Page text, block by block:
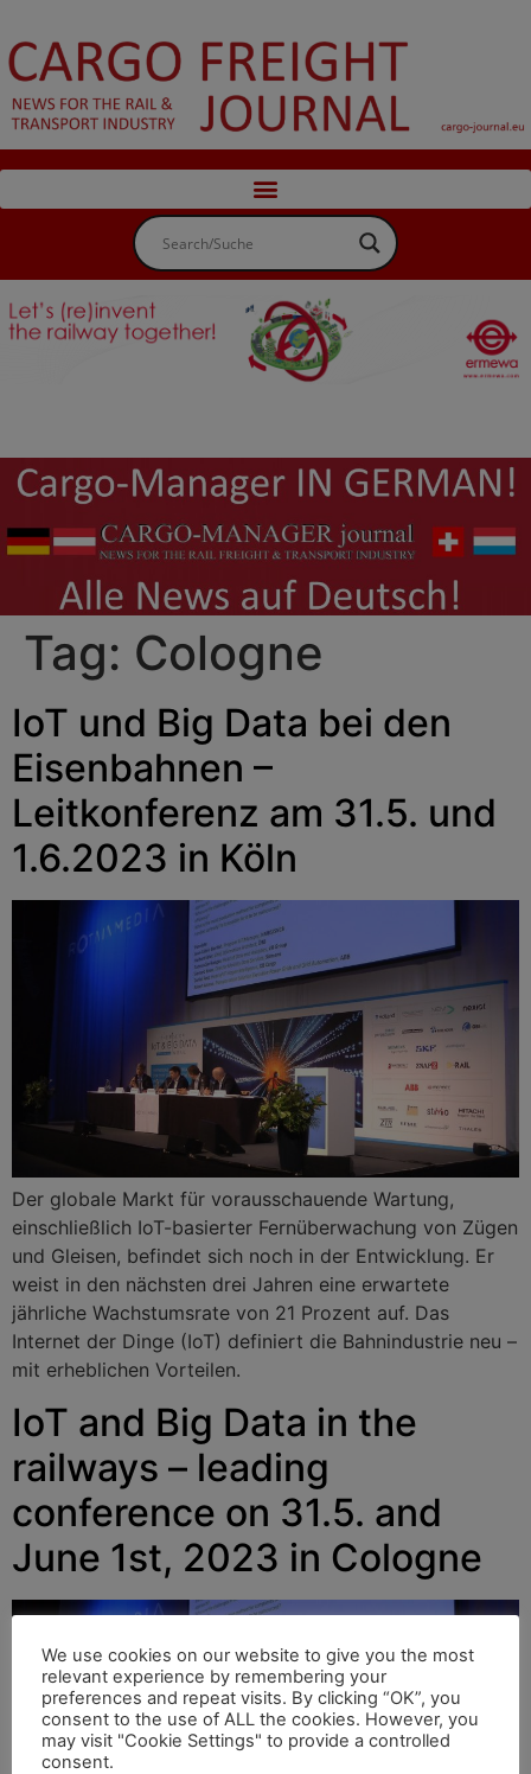
Tag: Cologne
IoT und Big Data bei den
Eisenbahnen –
Leitkonferenz am 31.5. und
1.6.2023 in Köln
Der globale Markt für vorausschauende Wartung,
einschließlich IoT-basierter Fernüberwachung von Zügen
und Gleisen, befindet sich noch in der Entwicklung. Er
weist in den nächsten drei Jahren eine erwartete
jährliche Wachstumsrate von 21 Prozent auf. Das
Internet der Dinge (IoT) definiert die Bahnindustrie neu –
mit erheblichen Vorteilen.
IoT and Big Data in the
railways – leading
conference on 31.5. and
June 1st, 2023 in Cologne
We use cookies on our website to give you the most
relevant experience by remembering your
preferences and repeat visits. By clicking “OK”, you
consent to the use of ALL the cookies. However, you
may visit "Cookie Settings" to provide a controlled
consent.